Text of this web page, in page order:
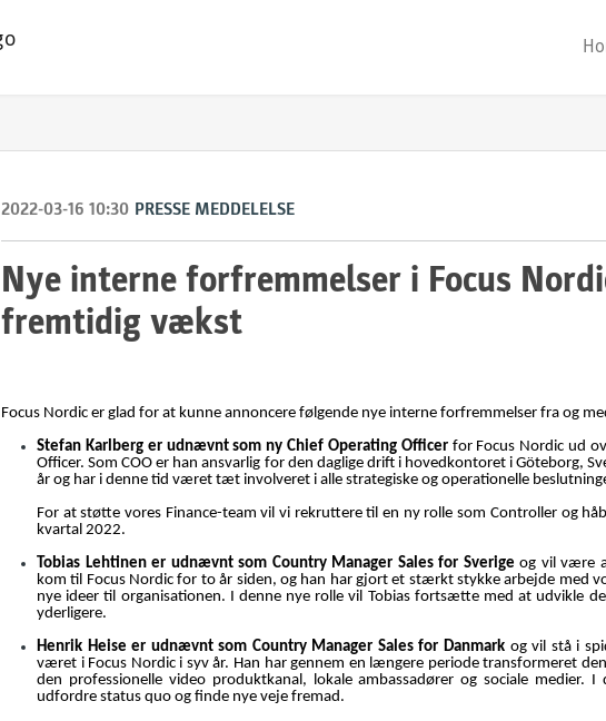
2022-03-16 10:30 PRESSE MEDDELELSE
Nye interne forfremmelser i Focus
fremtidig vækst
Focus Nordic er glad for at kunne annoncere følgende nye interne forfremmelser fra og
Stefan Karlberg er udnævnt som ny Chief Operating Officerfor Focus Nordic ud
Officer. Som COO er han ansvarlig for den daglige drift i hovedkontoret i Göteborg,
år og har i denne tid været tæt involveret i alle strategiske og operationelle
For at støtte vores Finance-team vil vi rekruttere til en ny rolle som Controller og
kvartal 2022.
Tobias Lehtinen er udnævnt som Country Manager Sales for Sverige og vil være
kom til Focus Nordic for to år siden, og han har gjort et stærkt stykke arbejde med
nye ideer til organisationen. I denne nye rolle vil Tobias fortsætte med at udvikle
yderligere.
Henrik Heise er udnævnt som Country Manager Sales for Danmark og vil stå i
været i Focus Nordic i syv år. Han har gennem en længere periode transformeret
den professionelle video produktkanal, lokale ambassadører og sociale
udfordre status quo og finde nye veje fremad.